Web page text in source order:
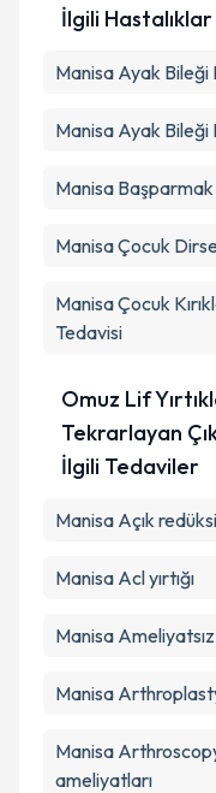
İlgili Hastalıklar
Manisa Ayak
Manisa Ayak Bileği
Manisa
Manisa Çocuk
Manisa Çocuk
Tedavisi
Omuz Lif
Tekrarlayan
İlgili Tedaviler
Manisa Açık
Manisa Acl yırtığı
Manisa
Manisa
Manisa
ameliyatları